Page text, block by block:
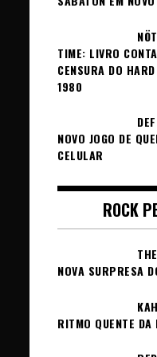
TIME: LIVRO
CENSURA DO
1980
NOVO JOGO DE
CELULAR
ROCK
NOVA SURPRESA
RITMO QUENTE DA